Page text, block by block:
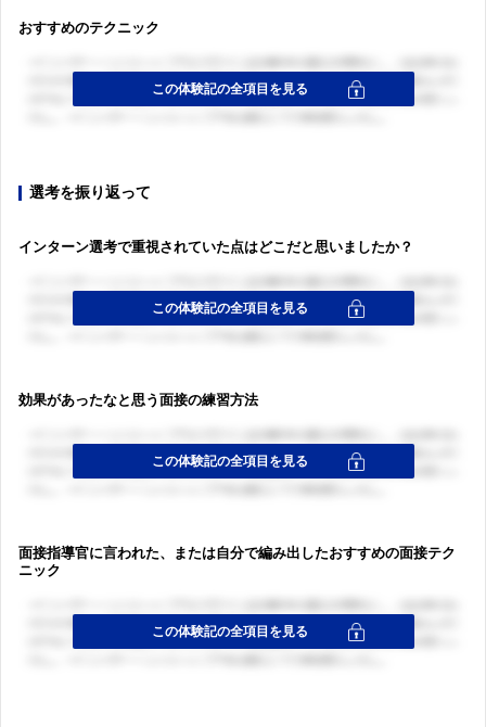
おすすめのテクニック
選考を振り返って
インターン選考で重視されていた点はどこだと思いましたか？
効果があったなと思う面接の練習方法
面接指導官に言われた、または自分で編み出したおすすめの面接テク
ニック